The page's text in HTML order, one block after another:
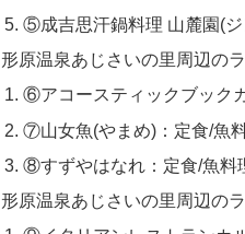
⑤成吉思汗鍋料理 山麓園(
形原温泉あじさいの里周辺の
⑥アコースティックブック
⑦山女魚(やまめ)：定食/魚
⑧すずやはなれ：定食/魚料
形原温泉あじさいの里周辺の